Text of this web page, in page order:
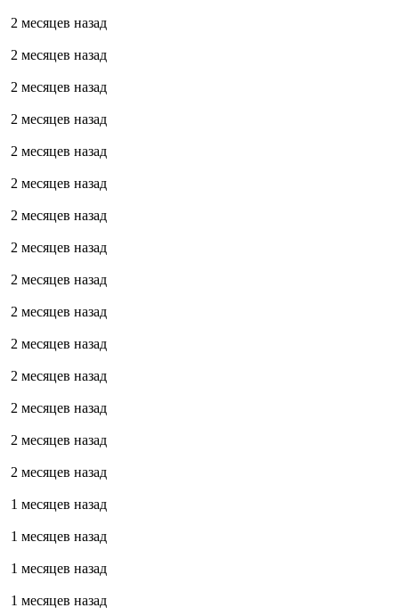
2 месяцев назад
2 месяцев назад
2 месяцев назад
2 месяцев назад
2 месяцев назад
2 месяцев назад
2 месяцев назад
2 месяцев назад
2 месяцев назад
2 месяцев назад
2 месяцев назад
2 месяцев назад
2 месяцев назад
2 месяцев назад
2 месяцев назад
1 месяцев назад
1 месяцев назад
1 месяцев назад
1 месяцев назад